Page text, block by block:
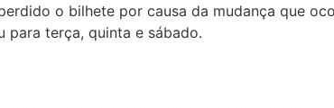
o bilhete por causa da mudança que
para terça, quinta e sábado.